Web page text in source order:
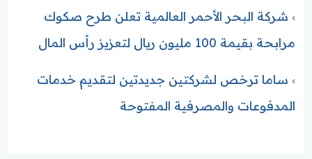
شركة البحر الأحمر العالمية تعلن طرح صكوك
مرابحة بقيمة 100 مليون ريال لتعزيز رأس المال
ساما ترخص لشركتين جديدتين لتقديم خدمات
المدفوعات والمصرفية المفتوحة